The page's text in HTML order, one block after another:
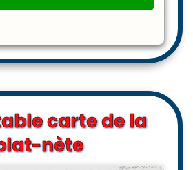
carte de la
nète